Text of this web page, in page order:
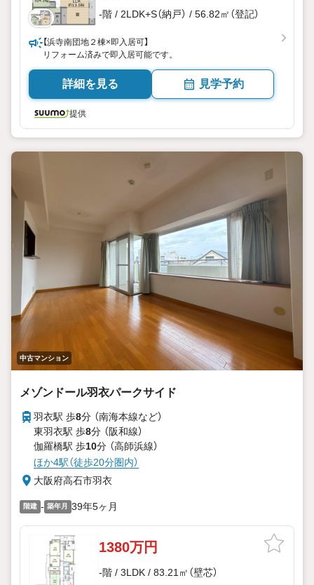
-階 / 2LDK+S（納戸） / 56.82㎡（登記）
【浜寺南団地２棟×即入居可】
リフォーム済みで即入居可能です。
詳細を見る 見学予約
提供
中古マンション
メゾンドール羽衣パークサイド
羽衣駅 歩8分 （南海本線など）
東羽衣駅 歩8分 （阪和線）
伽羅橋駅 歩10分 （高師浜線）
ほか4駅（徒歩20分圏内）
大阪府高石市羽衣
階建 - 築年月 39年5ヶ月
1380万円
-階 / 3LDK / 83.21㎡（壁芯）